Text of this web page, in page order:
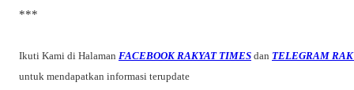
***
Ikuti Kami di Halaman FACEBOOK RAKYAT TIMES dan TELEGRAM
untuk mendapatkan informasi terupdate